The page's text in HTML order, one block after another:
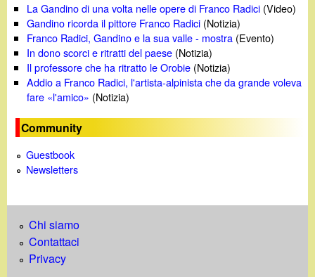
La Gandino di una volta nelle opere di Franco Radici (Video)
Gandino ricorda il pittore Franco Radici (Notizia)
Franco Radici, Gandino e la sua valle - mostra (Evento)
In dono scorci e ritratti del paese (Notizia)
Il professore che ha ritratto le Orobie (Notizia)
Addio a Franco Radici, l'artista-alpinista che da grande voleva
fare «l'amico» (Notizia)
Community
Guestbook
Newsletters
Chi siamo
Contattaci
Privacy